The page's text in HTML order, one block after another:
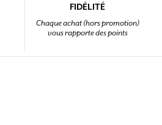
FIDÉLITÉ
Chaque achat (hors promotion)
vous rapporte des points